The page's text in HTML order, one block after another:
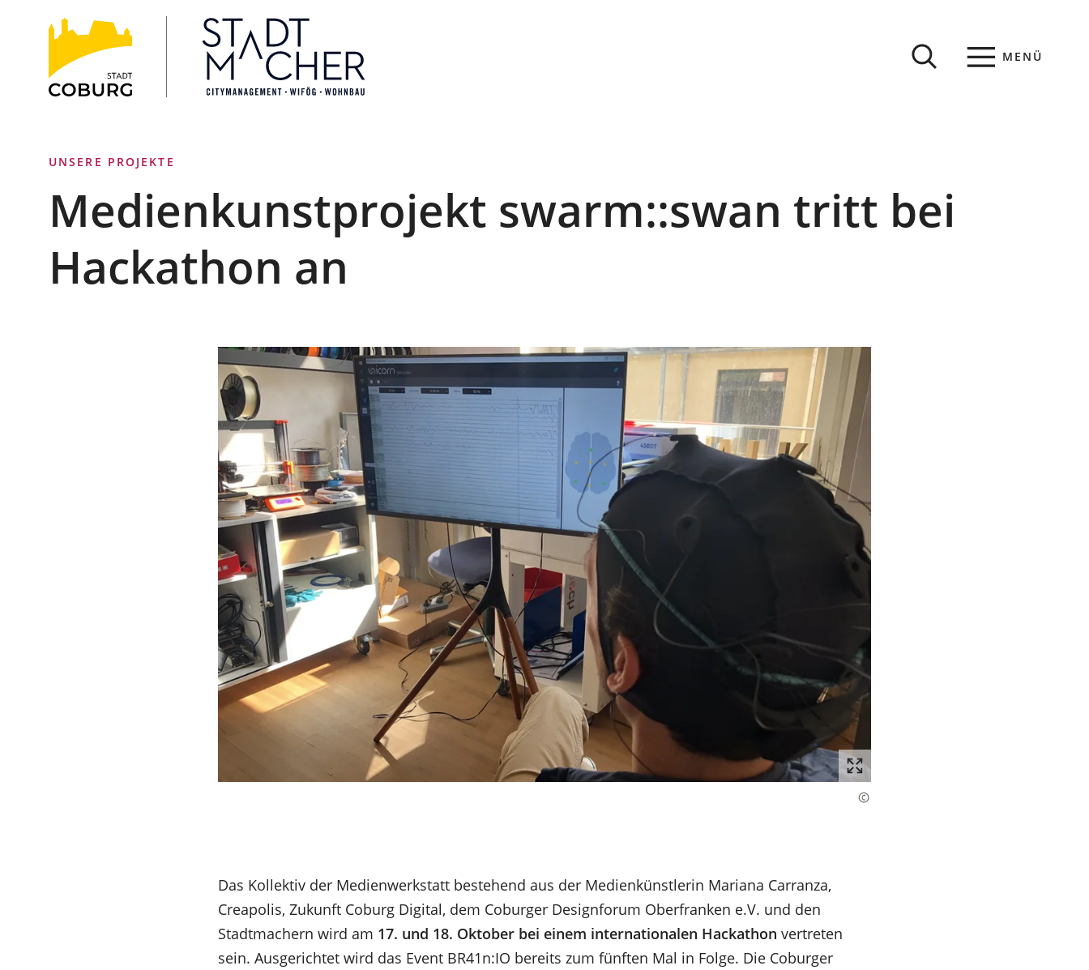
INHALT ANSPRINGEN
Stadt
Coburg
MENÜ
UNSERE PROJEKTE
Medienkunstprojekt swarm::swan tritt bei
Hackathon an
Das Kollektiv der Medienwerkstatt bestehend aus der Medienkünstlerin Mariana Carranza,
Creapolis, Zukunft Coburg Digital, dem Coburger Designforum Oberfranken e.V. und den
Stadtmachern wird am 17. und 18. Oktober bei einem internationalen Hackathon vertreten
sein. Ausgerichtet wird das Event BR41n:IO bereits zum fünften Mal in Folge. Die Coburger